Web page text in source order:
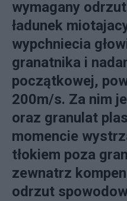
wymagany
ładunek
wypchniecia
granatnika i
początkowej,
200m/s. Za nim
oraz granulat
momencie
tłokiem poza
zewnatrz
odrzut